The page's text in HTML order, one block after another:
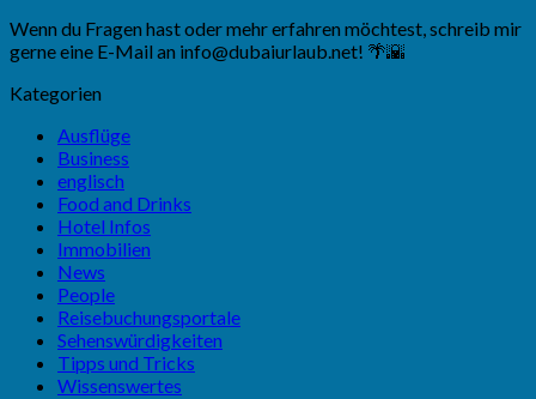
Wenn du Fragen hast oder mehr erfahren möchtest, schreib mir
gerne eine E-Mail an info@dubaiurlaub.net! 🌴🌇
Kategorien
Ausflüge
Business
englisch
Food and Drinks
Hotel Infos
Immobilien
News
People
Reisebuchungsportale
Sehenswürdigkeiten
Tipps und Tricks
Wissenswertes